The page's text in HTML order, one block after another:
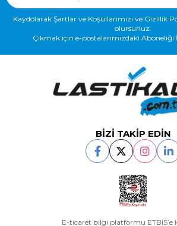
Kaydolarak Şartlar ve Koşullarımızı ve Gizlilik
olursunuz.
Çıkmak için e-postalarımızdaki Aboneliği
BİZİ TAKİP EDİN
E-ticaret bilgi platformu ETBIS’e